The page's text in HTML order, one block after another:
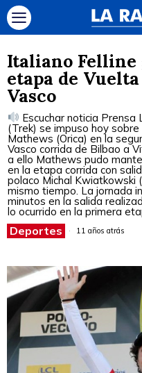
Italiano Felline
etapa de
Vasco
Escuchar noticia Prensa
(Trek) se impuso hoy
Mathews (Orica) en la
Vasco corrida de Bilbao a
a ello Mathews pudo
en la etapa corrida con
polaco Michal Kwiatkowski
mismo tiempo. La jornada
minutos en la salida
lo ocurrido en la primera
Deportes 11 años atrás